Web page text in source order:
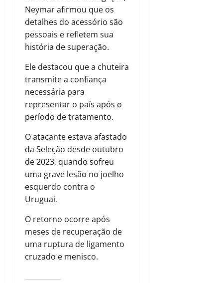
Neymar afirmou que os
detalhes do acessório são
pessoais e refletem sua
história de superação.
Ele destacou que a chuteira
transmite a confiança
necessária para
representar o país após o
período de tratamento.
O atacante estava afastado
da Seleção desde outubro
de 2023, quando sofreu
uma grave lesão no joelho
esquerdo contra o
Uruguai.
O retorno ocorre após
meses de recuperação de
uma ruptura de ligamento
cruzado e menisco.